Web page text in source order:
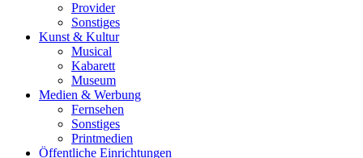
Provider
Sonstiges
Kunst & Kultur
Musical
Kabarett
Museum
Medien & Werbung
Fernsehen
Sonstiges
Printmedien
Öffentliche Einrichtungen